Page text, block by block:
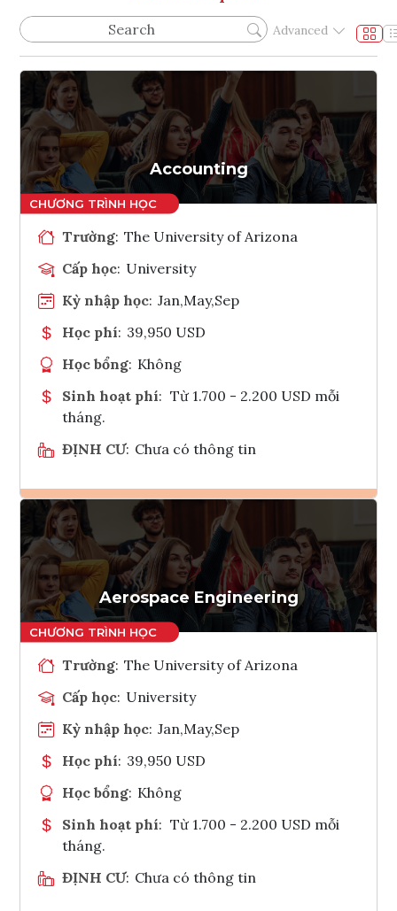
Advanced
Accounting
Trường: The University of Arizona
Cấp học: University
Kỳ nhập học: Jan,May,Sep
Học phí: 39,950 USD
Học bổng: Không
Sinh hoạt phí: Từ 1.700 - 2.200 USD mỗi
tháng.
ĐỊNH CƯ: Chưa có thông tin
Ghi danh
Tham vấn Interlink
Aerospace Engineering
Trường: The University of Arizona
Cấp học: University
Kỳ nhập học: Jan,May,Sep
Học phí: 39,950 USD
Học bổng: Không
Sinh hoạt phí: Từ 1.700 - 2.200 USD mỗi
tháng.
ĐỊNH CƯ: Chưa có thông tin